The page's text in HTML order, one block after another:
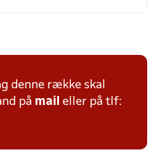
denne række skal
på mail eller på tlf: